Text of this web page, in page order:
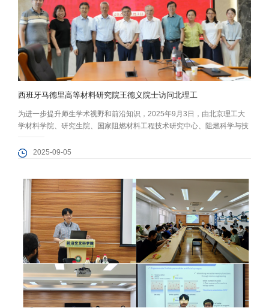
西班牙马德里高等材料研究院王德义院士访问北理工
为进一步提升师生学术视野和前沿知识，2025年9月3日，由北京理工大
学材料学院、研究生院、国家阻燃材料工程技术研究中心、阻燃科学与技
术国际联合实验室以及火安全材料与技术教育部工程研究中心联合举办
的“百家大讲堂”活动在中关村校区5号楼501会议室顺利举行。欧洲科学院
2025-09-05